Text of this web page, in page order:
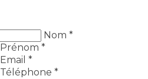
Nom *
Prénom *
Email *
Téléphone *